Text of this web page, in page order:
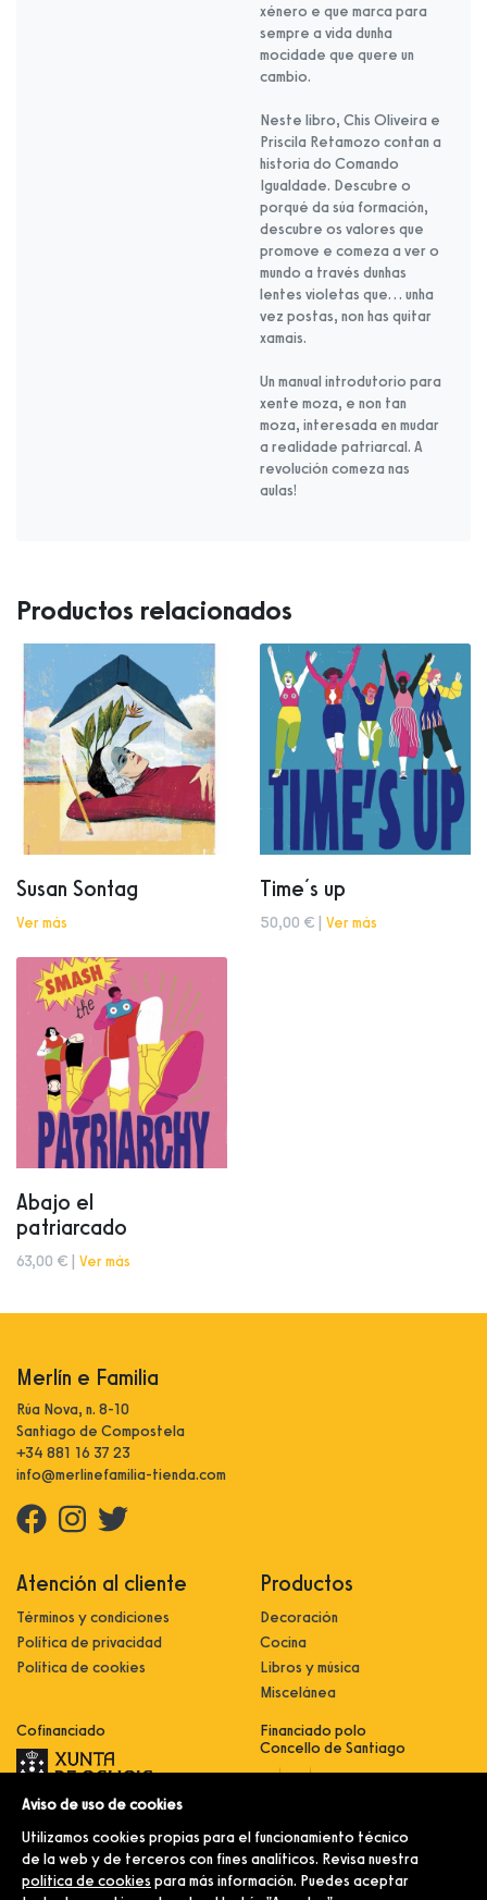
xénero e que marca para
sempre a vida dunha
mocidade que quere un
cambio.
Neste libro, Chis Oliveira e
Priscila Retamozo contan a
historia do Comando
Igualdade. Descubre o
porqué da súa formación,
descubre os valores que
promove e comeza a ver o
mundo a través dunhas
lentes violetas que… unha
vez postas, non has quitar
xamais.
Un manual introdutorio para
xente moza, e non tan
moza, interesada en mudar
a realidade patriarcal. A
revolución comeza nas
aulas!
Productos relacionados
Susan Sontag
Ver más
Time´s up
50,00 € | Ver más
Abajo el
patriarcado
63,00 € | Ver más
Merlín e Familia
Rúa Nova, n. 8-10
Santiago de Compostela
+34 881 16 37 23
info@merlinefamilia-tienda.com
Atención al cliente
Términos y condiciones
Política de privacidad
Política de cookies
Productos
Decoración
Cocina
Libros y música
Miscelánea
Cofinanciado
Innovación, dixitalización e
comercialización e expansión do
sector comercial e artesanal
Implantación e pulo da estratexia
Financiado polo
Concello de Santiago
Aviso de uso de cookies
Utilizamos cookies propias para el funcionamiento técnico
de la web y de terceros con fines analíticos. Revisa nuestra
política de cookies para más información. Puedes aceptar